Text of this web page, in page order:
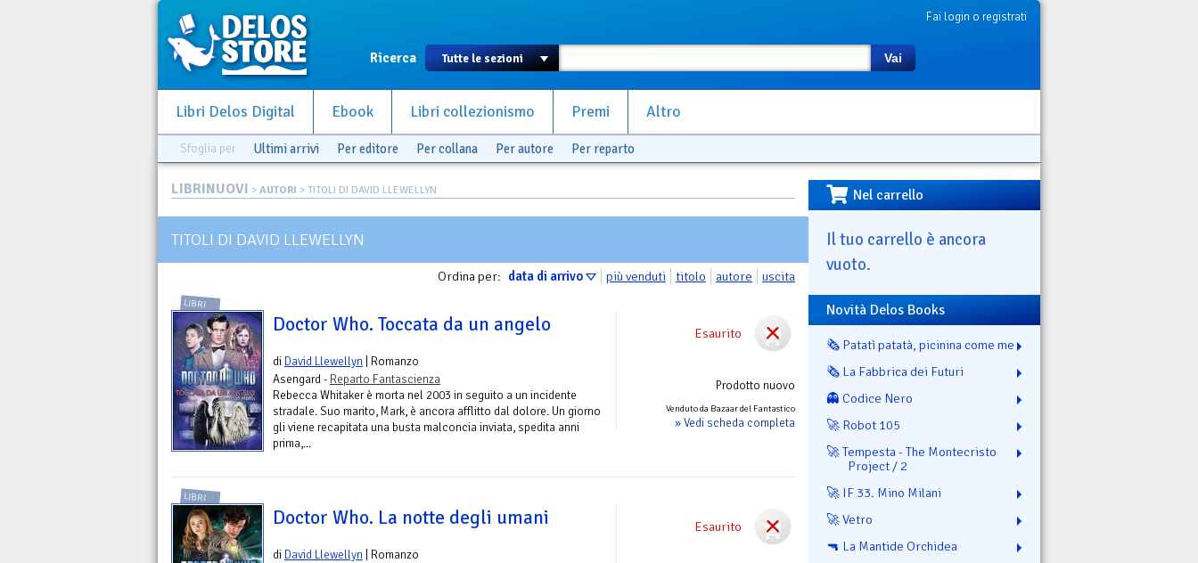
Fai login o registrati
Ricerca Vai
Libri Delos Digital Ebook Libri collezionismo Premi Altro
Sfoglia per Ultimi arrivi Per editore Per collana Per autore Per reparto
LIBRINUOVI > AUTORI > TITOLI DI DAVID LLEWELLYN
TITOLI DI DAVID LLEWELLYN
Ordina per: data di arrivo più venduti titolo autore uscita
Esaurito
Prodotto nuovo
Venduto da Bazaar del Fantastico
» Vedi scheda completa
LIBRI
Doctor Who. Toccata da un angelo
di David Llewellyn | Romanzo
Asengard - Reparto Fantascienza
Rebecca Whitaker è morta nel 2003 in seguito a un incidente
stradale. Suo marito, Mark, è ancora afflitto dal dolore. Un giorno
gli viene recapitata una busta malconcia inviata, spedita anni
prima,...
Esaurito
LIBRI
Doctor Who. La notte degli umani
di David Llewellyn | Romanzo
Nel carrello
Il tuo carrello è ancora
vuoto.
Novità Delos Books
🗞️ Patatì patatà, picinina come me
🗞️ La Fabbrica dei Futuri
👻 Codice Nero
🚀 Robot 105
🚀 Tempesta - The Montecristo
Project / 2
🚀 IF 33. Mino Milani
🚀 Vetro
🔫 La Mantide Orchidea